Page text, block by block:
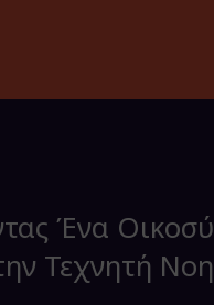
Ένα
Τεχνητή